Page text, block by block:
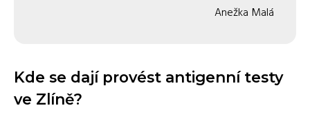
Anežka Malá
Kde se dají provést antigenní testy
ve Zlíně?